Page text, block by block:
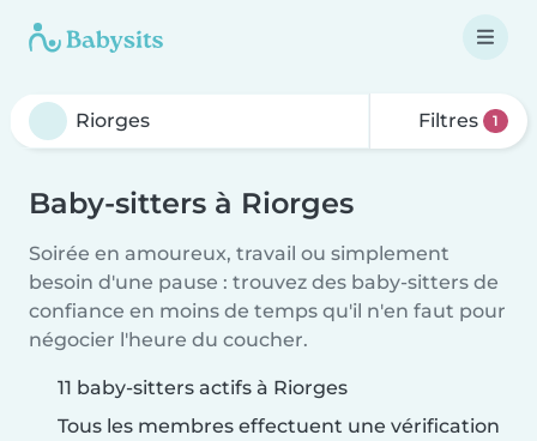
Filtres 1
Baby-sitters à Riorges
Soirée en amoureux, travail ou simplement
besoin d'une pause : trouvez des baby-sitters de
confiance en moins de temps qu'il n'en faut pour
négocier l'heure du coucher.
11 baby-sitters actifs à Riorges
Tous les membres effectuent une vérification